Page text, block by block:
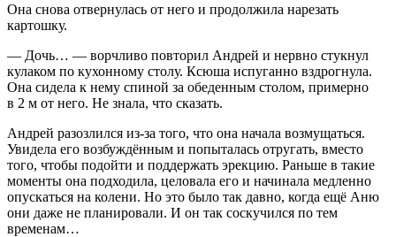
Она снова отвернулась от него и продолжила нарезать
картошку.
— Дочь… — ворчливо повторил Андрей и нервно стукнул
кулаком по кухонному столу. Ксюша испуганно вздрогнула.
Она сидела к нему спиной за обеденным столом, примерно
в 2 м от него. Не знала, что сказать.
Андрей разозлился из-за того, что она начала возмущаться.
Увидела его возбуждённым и попыталась отругать, вместо
того, чтобы подойти и поддержать эрекцию. Раньше в такие
моменты она подходила, целовала его и начинала медленно
опускаться на колени. Но это было так давно, когда ещё Аню
они даже не планировали. И он так соскучился по тем
временам…